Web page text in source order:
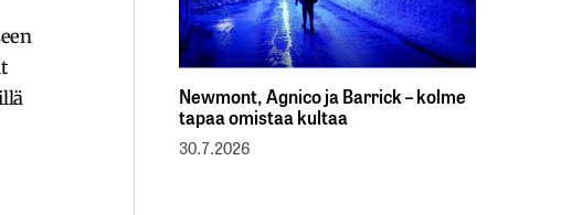
Newmont, Agnico ja Barrick – kolme
tapaa omistaa kultaa
30.7.2026